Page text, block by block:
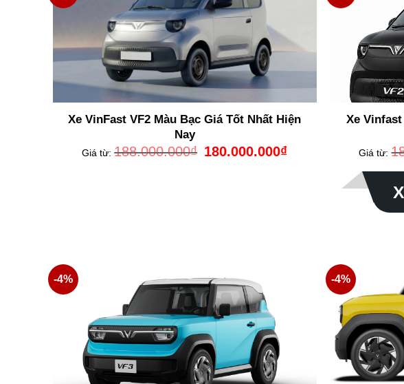
Xe VinFast VF2 Màu Bạc Giá Tốt Nhất Hiện
Nay
Giá từ:188.000.000₫
Giá
gốc
180.000.000₫Giá
hiện
180.000.000₫.
Xe
Giá từ:
-4% -4%